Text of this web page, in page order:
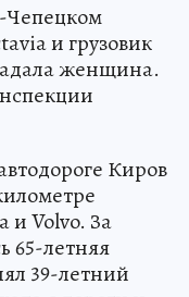
Чепецком
и грузовик
женщина.
Киров
и Volvo. За
65-летняя
39-летний